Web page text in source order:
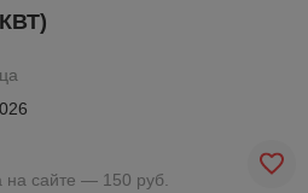
сайте — 150 руб.